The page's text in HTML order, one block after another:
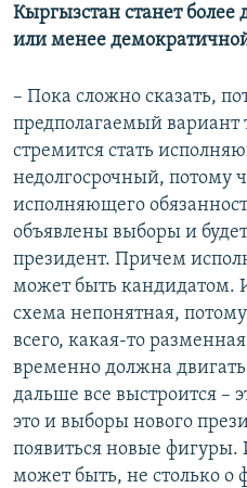
Кыргызстан станет
или менее
– Пока сложно сказать,
предполагаемый вариант
стремится стать
недолгосрочный, потому
исполняющего
объявлены выборы и
президент. Причем
может быть кандидатом.
схема непонятная,
всего, какая-то
временно должна двигать
дальше все выстроится –
это и выборы нового
появиться новые фигуры.
может быть, не столько о